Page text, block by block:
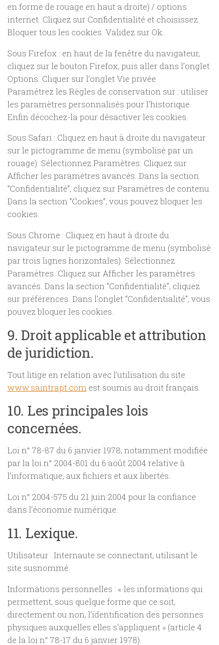
en forme de rouage en haut a droite) / options
internet. Cliquez sur Confidentialité et choisissez
Bloquer tous les cookies. Validez sur Ok.
Sous Firefox : en haut de la fenêtre du navigateur,
cliquez sur le bouton Firefox, puis aller dans l’onglet
Options. Cliquer sur l’onglet Vie privée.
Paramétrez les Règles de conservation sur : utiliser
les paramètres personnalisés pour l’historique.
Enfin décochez-la pour désactiver les cookies.
Sous Safari : Cliquez en haut à droite du navigateur
sur le pictogramme de menu (symbolisé par un
rouage). Sélectionnez Paramètres. Cliquez sur
Afficher les paramètres avancés. Dans la section
“Confidentialité”, cliquez sur Paramètres de contenu.
Dans la section “Cookies”, vous pouvez bloquer les
cookies.
Sous Chrome : Cliquez en haut à droite du
navigateur sur le pictogramme de menu (symbolisé
par trois lignes horizontales). Sélectionnez
Paramètres. Cliquez sur Afficher les paramètres
avancés. Dans la section “Confidentialité”, cliquez
sur préférences. Dans l’onglet “Confidentialité”, vous
pouvez bloquer les cookies.
9. Droit applicable et attribution
de juridiction.
Tout litige en relation avec l’utilisation du site
www.saintrapt.com est soumis au droit français.
10. Les principales lois
concernées.
Loi n° 78-87 du 6 janvier 1978, notamment modifiée
par la loi n° 2004-801 du 6 août 2004 relative à
l’informatique, aux fichiers et aux libertés.
Loi n° 2004-575 du 21 juin 2004 pour la confiance
dans l’économie numérique.
11. Lexique.
Utilisateur : Internaute se connectant, utilisant le
site susnommé.
Informations personnelles : « les informations qui
permettent, sous quelque forme que ce soit,
directement ou non, l’identification des personnes
physiques auxquelles elles s’appliquent » (article 4
de la loi n° 78-17 du 6 janvier 1978).